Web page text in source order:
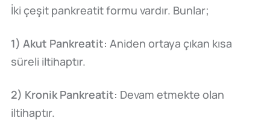
İki çeşit pankreatit formu vardır. Bunlar;
1) Akut Pankreatit: Aniden ortaya çıkan kısa
süreli iltihaptır.
2) Kronik Pankreatit: Devam etmekte olan
iltihaptır.